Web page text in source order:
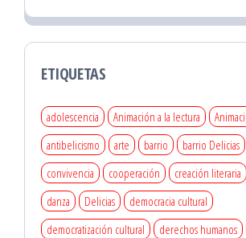
ETIQUETAS
adolescencia Animación a la lectura
antibelicismo
arte barrio barrio Delicias
convivencia
cooperación creación literaria
danza
Delicias
democracia cultural
democratización cultural
derechos humanos